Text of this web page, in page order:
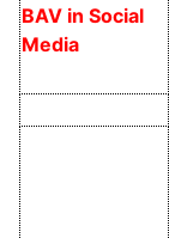
BAV in Social
Media